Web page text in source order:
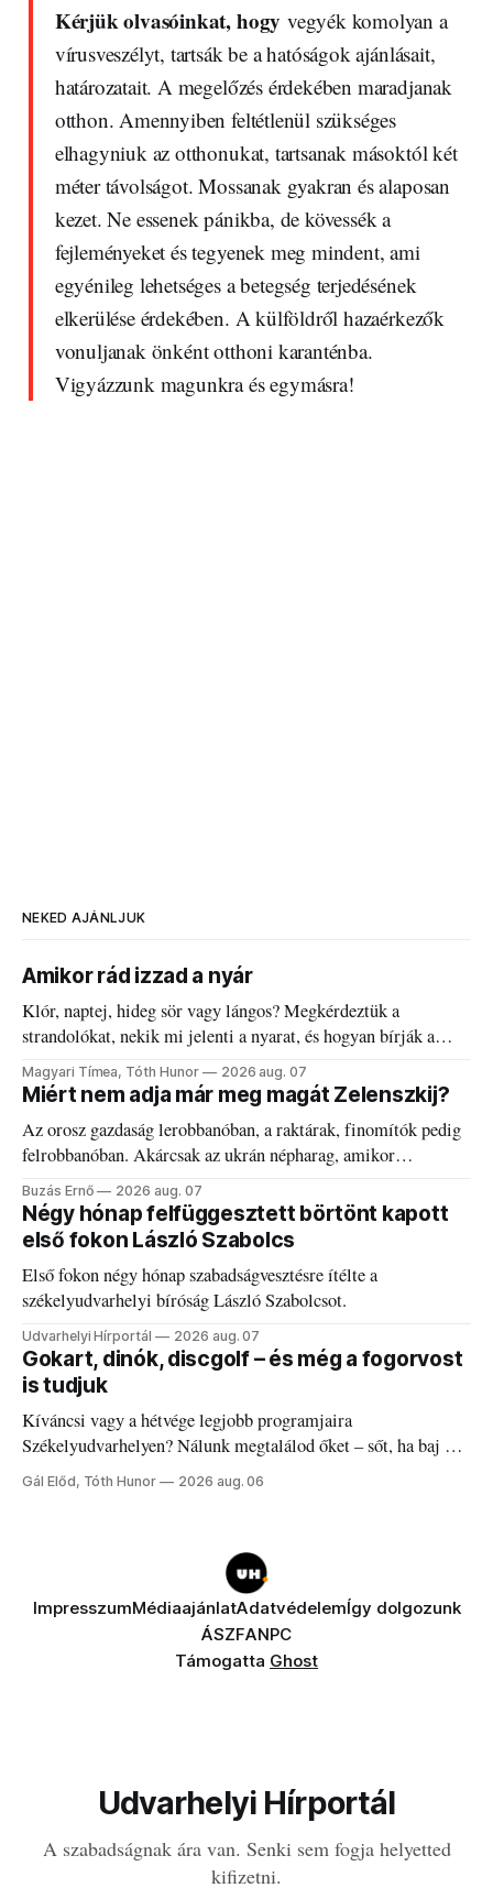
Kérjük olvasóinkat, hogy vegyék komolyan a
vírusveszélyt, tartsák be a hatóságok ajánlásait,
határozatait. A megelőzés érdekében maradjanak
otthon. Amennyiben feltétlenül szükséges
elhagyniuk az otthonukat, tartsanak másoktól két
méter távolságot. Mossanak gyakran és alaposan
kezet. Ne essenek pánikba, de kövessék a
fejleményeket és tegyenek meg mindent, ami
egyénileg lehetséges a betegség terjedésének
elkerülése érdekében. A külföldről hazaérkezők
vonuljanak önként otthoni karanténba.
Vigyázzunk magunkra és egymásra!
NEKED AJÁNLJUK
Amikor rád izzad a nyár
Klór, naptej, hideg sör vagy lángos? Megkérdeztük a
strandolókat, nekik mi jelenti a nyarat, és hogyan bírják a
kánikulát.
Magyari Tímea, Tóth Hunor 2026 aug. 07
Miért nem adja már meg magát Zelenszkij?
Az orosz gazdaság lerobbanóban, a raktárak, finomítók pedig
felrobbanóban. Akárcsak az ukrán népharag, amikor
elégedetlen vezetőivel.
Buzás Ernő 2026 aug. 07
Négy hónap felfüggesztett börtönt kapott
első fokon László Szabolcs
Első fokon négy hónap szabadságvesztésre ítélte a
székelyudvarhelyi bíróság László Szabolcsot.
Udvarhelyi Hírportál 2026 aug. 07
Gokart, dinók, discgolf – és még a fogorvost
is tudjuk
Kíváncsi vagy a hétvége legjobb programjaira
Székelyudvarhelyen? Nálunk megtalálod őket – sőt, ha baj van
a fogaddal, a fogorvosi ügyeletet is!
Gál Előd, Tóth Hunor 2026 aug. 06
ImpresszumMédiaajánlatAdatvédelemÍgy dolgozunk
ÁSZFANPC
Támogatta Ghost
Udvarhelyi Hírportál
A szabadságnak ára van. Senki sem fogja helyetted
kifizetni.